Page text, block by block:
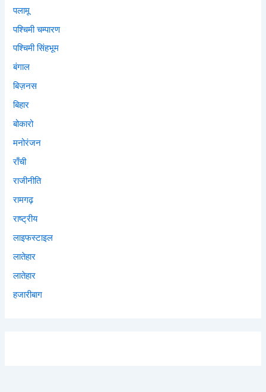
पलामू
पश्चिमी चम्पारण
पश्चिमी सिंहभूम
बंगाल
बिज़नस
बिहार
बोकारो
मनोरंजन
राँची
राजीनीति
रामगढ़
राष्ट्रीय
लाइफस्टाइल
लातेहार
लातेहार
हजारीबाग